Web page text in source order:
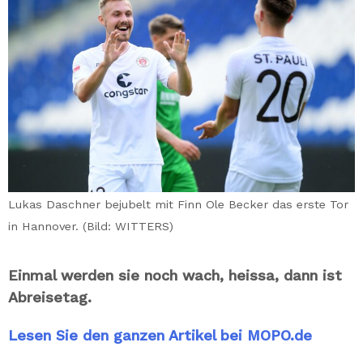
Lukas Daschner bejubelt mit Finn Ole Becker das erste Tor
in Hannover. (Bild: WITTERS)
Einmal werden sie noch wach, heissa, dann ist
Abreisetag.
Lesen Sie den ganzen Artikel bei MOPO.de